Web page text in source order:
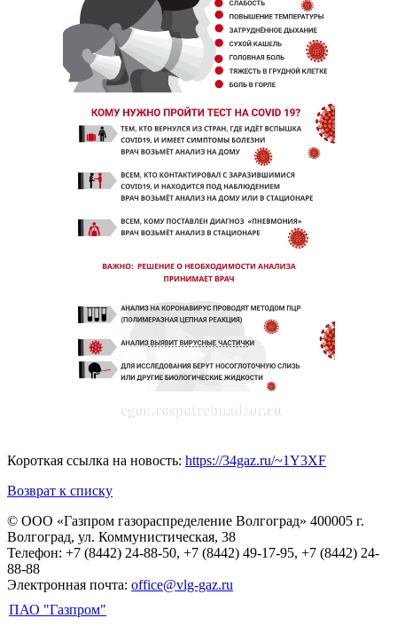
Короткая ссылка на новость: https://34gaz.ru/~1Y3XF
Возврат к списку
© ООО «Газпром газораспределение Волгоград» 400005 г.
Волгоград, ул. Коммунистическая, 38
Телефон: +7 (8442) 24-88-50, +7 (8442) 49-17-95, +7 (8442) 24-
88-88
Электронная почта: office@vlg-gaz.ru
ПАО "Газпром"